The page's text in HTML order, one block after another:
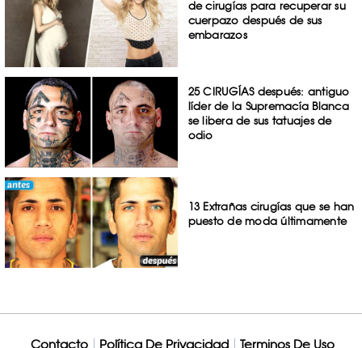
de cirugías para recuperar su
cuerpazo después de sus
embarazos
25 CIRUGÍAS después: antiguo
líder de la Supremacía Blanca
se libera de sus tatuajes de
odio
13 Extrañas cirugías que se han
puesto de moda últimamente
Contacto Política De Privacidad Terminos De Uso